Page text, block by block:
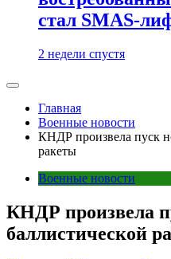
стал SMAS-
2 недели спустя
Главная
Военные новости
КНДР произвела пуск
ракеты
Военные новости
КНДР произвела
баллистической